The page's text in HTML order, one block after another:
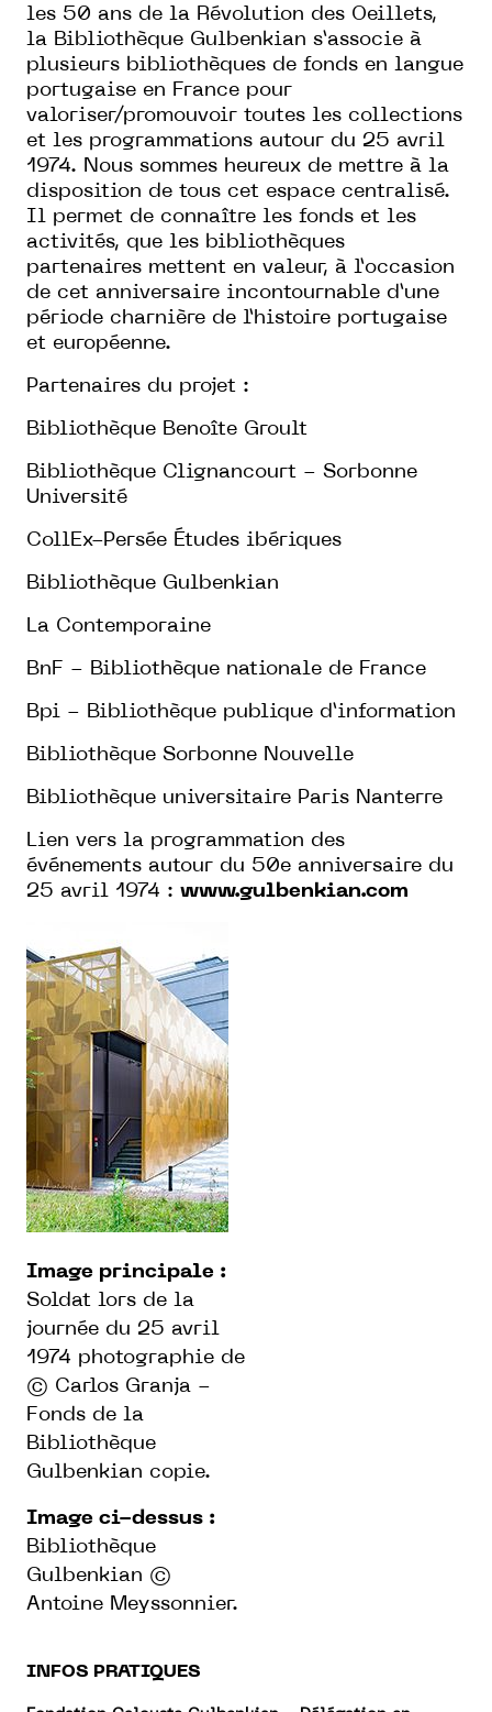
les 50 ans de la Révolution des Oeillets,
la Bibliothèque Gulbenkian s’associe à
plusieurs bibliothèques de fonds en langue
portugaise en France pour
valoriser/promouvoir toutes les collections
et les programmations autour du 25 avril
1974. Nous sommes heureux de mettre à la
disposition de tous cet espace centralisé.
Il permet de connaître les fonds et les
activités, que les bibliothèques
partenaires mettent en valeur, à l’occasion
de cet anniversaire incontournable d’une
période charnière de l’histoire portugaise
et européenne.
Partenaires du projet :
Bibliothèque Benoîte Groult
Bibliothèque Clignancourt - Sorbonne
Université
CollEx-Persée Études ibériques
Bibliothèque Gulbenkian
La Contemporaine
BnF - Bibliothèque nationale de France
Bpi - Bibliothèque publique d’information
Bibliothèque Sorbonne Nouvelle
Bibliothèque universitaire Paris Nanterre
Lien vers la programmation des
événements autour du 50e anniversaire du
25 avril 1974 : www.gulbenkian.com
Image principale :
Soldat lors de la
journée du 25 avril
1974 photographie de
© Carlos Granja -
Fonds de la
Bibliothèque
Gulbenkian copie.
Image ci-dessus :
Bibliothèque
Gulbenkian ©
Antoine Meyssonnier.
INFOS PRATIQUES